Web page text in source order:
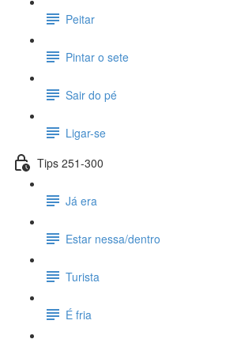
Peitar
Pintar o sete
Sair do pé
Ligar-se
Tips 251-300
Já era
Estar nessa/dentro
Turista
É fria